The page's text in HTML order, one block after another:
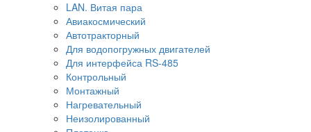
LAN. Витая пара
Авиакосмический
Автотракторный
Для водопогружных двигателей
Для интерфейса RS-485
Контрольный
Монтажный
Нагревательный
Неизолированный